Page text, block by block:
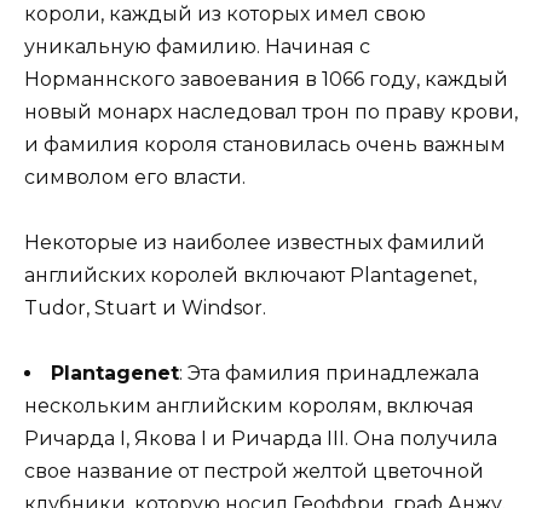
короли, каждый из которых имел свою
уникальную фамилию. Начиная с
Норманнского завоевания в 1066 году, каждый
новый монарх наследовал трон по праву крови,
и фамилия короля становилась очень важным
символом его власти.
Некоторые из наиболее известных фамилий
английских королей включают Plantagenet,
Tudor, Stuart и Windsor.
Plantagenet: Эта фамилия принадлежала
нескольким английским королям, включая
Ричарда I, Якова I и Ричарда III. Она получила
свое название от пестрой желтой цветочной